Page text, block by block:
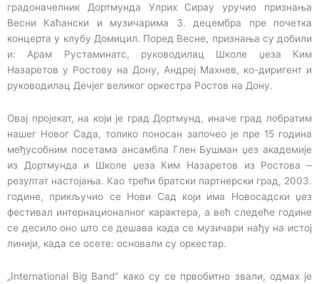
градоначелник Дортмунда Улрих Сирау уручио признања
Весни Каћански и музичарима 3. децембра пре почетка
концерта у клубу Домицил. Поред Весне, признања су добили
и: Арам Рустаминатс, руководилац Школе џеза Ким
Назаретов у Ростову на Дону, Андреј Махнев, ко-диригент и
руководилац Дечјег великог оркестра Ростов на Дону.
Овај пројекат, на који је град Дортмунд, иначе град побратим
нашег Новог Сада, толико поносан започео је пре 15 година
међусобним посетама ансамбла Глен Бушман џез академије
из Дортмунда и Школе џеза Ким Назаретов из Ростова –
резултат настојања. Као трећи братски партнерски град, 2003.
године, прикључио се Нови Сад који има Новосадски џез
фестивал интернационалног карактера, а већ следеће године
се десило оно што се дешава када се музичари нађу на истој
линији, када се осете: основали су оркестар.
„International Big Band“ како су се првобитно звали, одмах је